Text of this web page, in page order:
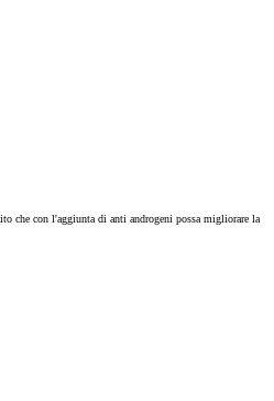
che con l'aggiunta di anti androgeni possa migliorare la